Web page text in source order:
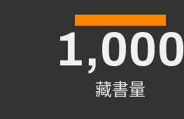
藏書量
1,000